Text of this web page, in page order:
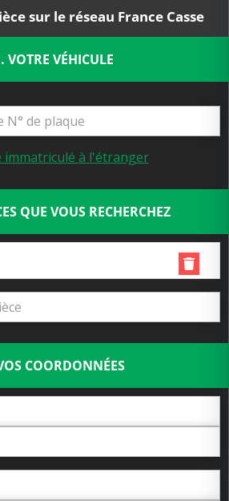
sur le réseau France Casse
VOTRE VÉHICULE
immatriculé à l'étranger
QUE VOUS RECHERCHEZ
COORDONNÉES